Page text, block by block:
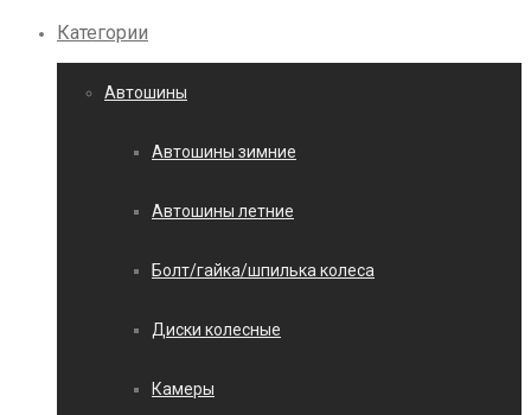
Категории
Автошины
Автошины зимние
Автошины летние
Болт/гайка/шпилька колеса
Диски колесные
Камеры